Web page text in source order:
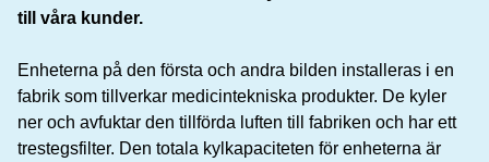
till våra kunder.
Enheterna på den första och andra bilden installeras i en
fabrik som tillverkar medicintekniska produkter. De kyler
ner och avfuktar den tillförda luften till fabriken och har ett
trestegsfilter. Den totala kylkapaciteten för enheterna är